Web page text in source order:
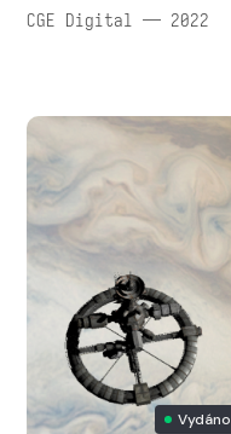
CGE Digital — 2022
Vydáno